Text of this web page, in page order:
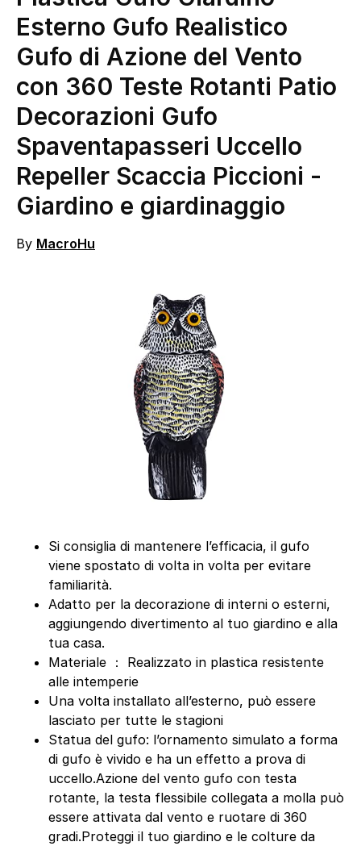
Esterno Gufo Realistico
Gufo di Azione del Vento
con 360 Teste Rotanti Patio
Decorazioni Gufo
Spaventapasseri Uccello
Repeller Scaccia Piccioni -
Giardino e giardinaggio
By MacroHu
Si consiglia di mantenere l’efficacia, il gufo
viene spostato di volta in volta per evitare
familiarità.
Adatto per la decorazione di interni o esterni,
aggiungendo divertimento al tuo giardino e alla
tua casa.
Materiale ： Realizzato in plastica resistente
alle intemperie
Una volta installato all’esterno, può essere
lasciato per tutte le stagioni
Statua del gufo: l’ornamento simulato a forma
di gufo è vivido e ha un effetto a prova di
uccello.Azione del vento gufo con testa
rotante, la testa flessibile collegata a molla può
essere attivata dal vento e ruotare di 360
gradi.Proteggi il tuo giardino e le colture da